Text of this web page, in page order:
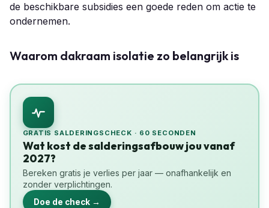
de beschikbare subsidies een goede reden om actie te
ondernemen.
Waarom dakraam isolatie zo belangrijk is
GRATIS SALDERINGSCHECK · 60 SECONDEN
Wat kost de salderingsafbouw jou vanaf
2027?
Bereken gratis je verlies per jaar — onafhankelijk en
zonder verplichtingen.
Doe de check →